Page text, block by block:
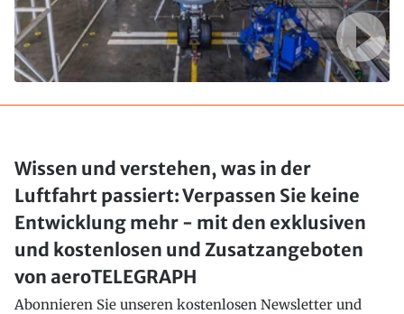
Wissen und verstehen, was in der
Luftfahrt passiert: Verpassen Sie keine
Entwicklung mehr - mit den exklusiven
und kostenlosen und Zusatzangeboten
von aeroTELEGRAPH
Abonnieren Sie unseren kostenlosen Newsletter und